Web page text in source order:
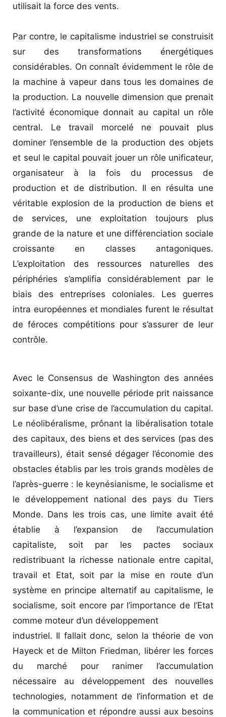
utilisait la force des vents.
Par contre, le capitalisme industriel se construisit
sur des transformations énergétiques
considérables. On connaît évidemment le rôle de
la machine à vapeur dans tous les domaines de
la production. La nouvelle dimension que prenait
l’activité économique donnait au capital un rôle
central. Le travail morcelé ne pouvait plus
dominer l’ensemble de la production des objets
et seul le capital pouvait jouer un rôle unificateur,
organisateur à la fois du processus de
production et de distribution. Il en résulta une
véritable explosion de la production de biens et
de services, une exploitation toujours plus
grande de la nature et une différenciation sociale
croissante en classes antagoniques.
L’exploitation des ressources naturelles des
périphéries s’amplifia considérablement par le
biais des entreprises coloniales. Les guerres
intra européennes et mondiales furent le résultat
de féroces compétitions pour s’assurer de leur
contrôle.
Avec le Consensus de Washington des années
soixante-dix, une nouvelle période prit naissance
sur base d’une crise de l’accumulation du capital.
Le néolibéralisme, prônant la libéralisation totale
des capitaux, des biens et des services (pas des
travailleurs), était sensé dégager l’économie des
obstacles établis par les trois grands modèles de
l’après-guerre : le keynésianisme, le socialisme et
le développement national des pays du Tiers
Monde. Dans les trois cas, une limite avait été
établie à l’expansion de l’accumulation
capitaliste, soit par les pactes sociaux
redistribuant la richesse nationale entre capital,
travail et Etat, soit par la mise en route d’un
système en principe alternatif au capitalisme, le
socialisme, soit encore par l’importance de l’Etat
comme moteur d’un développement
industriel. Il fallait donc, selon la théorie de von
Hayeck et de Milton Friedman, libérer les forces
du marché pour ranimer l’accumulation
nécessaire au développement des nouvelles
technologies, notamment de l’information et de
la communication et répondre aussi aux besoins